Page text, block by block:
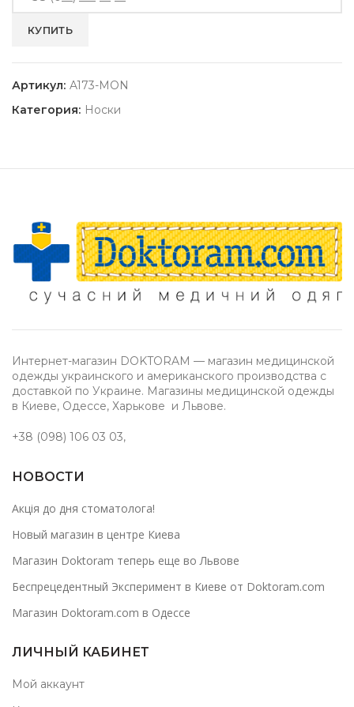
Артикул: A173-MON
Категория: Носки
Интернет-магазин DOKTORAM — магазин медицинской
одежды украинского и американского производства с
доставкой по Украине. Магазины медицинской одежды
в Киеве, Одессе, Харькове и Львове.
+38 (098) 106 03 03,
НОВОСТИ
Акція до дня стоматолога!
Новый магазин в центре Киева
Магазин Doktoram теперь еще во Львове
Беспрецедентный Эксперимент в Киеве от Doktoram.com
Магазин Doktoram.com в Одессе
ЛИЧНЫЙ КАБИНЕТ
Мой аккаунт